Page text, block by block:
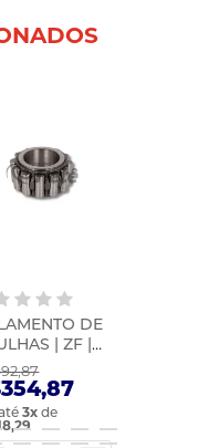
DE
| ZF |
3x de